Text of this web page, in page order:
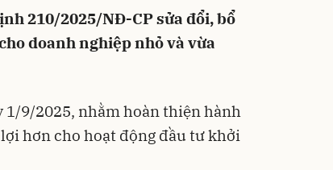
210/2025/NĐ-CP sửa đổi, bổ
doanh nghiệp nhỏ và vừa
9/2025, nhằm hoàn thiện hành
hơn cho hoạt động đầu tư khởi